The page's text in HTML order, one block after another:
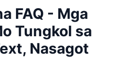
FAQ - Mga
Tungkol sa
Nasagot